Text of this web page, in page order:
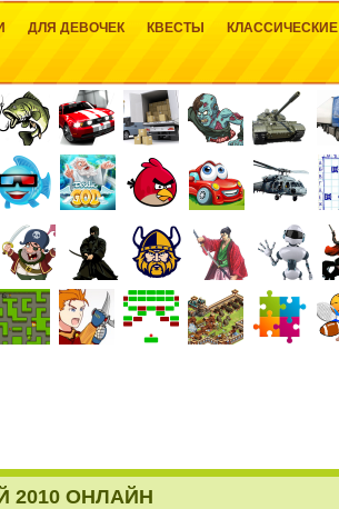
ДЛЯ ДЕВОЧЕК КВЕСТЫ КЛАССИЧЕСКИЕ
2010 ОНЛАЙН